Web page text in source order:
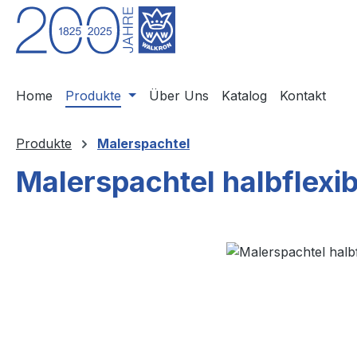
Hauptinhalt springen
Zur Suche springen
Zur Hauptnavigation springen
Home Produkte Über Uns Katalog Kontakt
Produkte Malerspachtel
Malerspachtel